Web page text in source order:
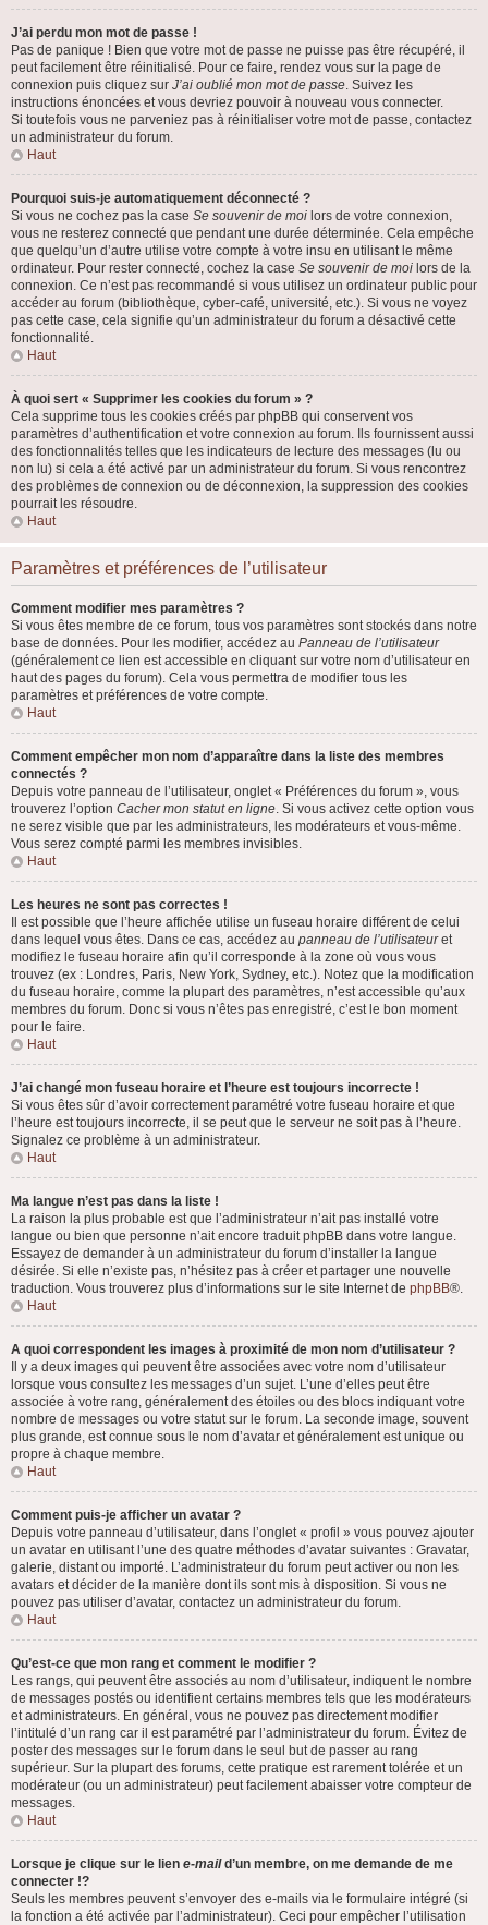
J’ai perdu mon mot de passe !
Pas de panique ! Bien que votre mot de passe ne puisse pas être récupéré, il
peut facilement être réinitialisé. Pour ce faire, rendez vous sur la page de
connexion puis cliquez sur J’ai oublié mon mot de passe. Suivez les
instructions énoncées et vous devriez pouvoir à nouveau vous connecter.
Si toutefois vous ne parveniez pas à réinitialiser votre mot de passe, contactez
un administrateur du forum.
Haut
Pourquoi suis-je automatiquement déconnecté ?
Si vous ne cochez pas la case Se souvenir de moi lors de votre connexion,
vous ne resterez connecté que pendant une durée déterminée. Cela empêche
que quelqu’un d’autre utilise votre compte à votre insu en utilisant le même
ordinateur. Pour rester connecté, cochez la case Se souvenir de moi lors de la
connexion. Ce n’est pas recommandé si vous utilisez un ordinateur public pour
accéder au forum (bibliothèque, cyber-café, université, etc.). Si vous ne voyez
pas cette case, cela signifie qu’un administrateur du forum a désactivé cette
fonctionnalité.
Haut
À quoi sert « Supprimer les cookies du forum » ?
Cela supprime tous les cookies créés par phpBB qui conservent vos
paramètres d’authentification et votre connexion au forum. Ils fournissent aussi
des fonctionnalités telles que les indicateurs de lecture des messages (lu ou
non lu) si cela a été activé par un administrateur du forum. Si vous rencontrez
des problèmes de connexion ou de déconnexion, la suppression des cookies
pourrait les résoudre.
Haut
Paramètres et préférences de l’utilisateur
Comment modifier mes paramètres ?
Si vous êtes membre de ce forum, tous vos paramètres sont stockés dans notre
base de données. Pour les modifier, accédez au Panneau de l’utilisateur
(généralement ce lien est accessible en cliquant sur votre nom d’utilisateur en
haut des pages du forum). Cela vous permettra de modifier tous les
paramètres et préférences de votre compte.
Haut
Comment empêcher mon nom d’apparaître dans la liste des membres
connectés ?
Depuis votre panneau de l’utilisateur, onglet « Préférences du forum », vous
trouverez l’option Cacher mon statut en ligne. Si vous activez cette option vous
ne serez visible que par les administrateurs, les modérateurs et vous-même.
Vous serez compté parmi les membres invisibles.
Haut
Les heures ne sont pas correctes !
Il est possible que l’heure affichée utilise un fuseau horaire différent de celui
dans lequel vous êtes. Dans ce cas, accédez au panneau de l’utilisateuret
modifiez le fuseau horaire afin qu’il corresponde à la zone où vous vous
trouvez (ex : Londres, Paris, New York, Sydney, etc.). Notez que la modification
du fuseau horaire, comme la plupart des paramètres, n’est accessible qu’aux
membres du forum. Donc si vous n’êtes pas enregistré, c’est le bon moment
pour le faire.
Haut
J’ai changé mon fuseau horaire et l’heure est toujours incorrecte !
Si vous êtes sûr d’avoir correctement paramétré votre fuseau horaire et que
l’heure est toujours incorrecte, il se peut que le serveur ne soit pas à l’heure.
Signalez ce problème à un administrateur.
Haut
Ma langue n’est pas dans la liste !
La raison la plus probable est que l’administrateur n’ait pas installé votre
langue ou bien que personne n’ait encore traduit phpBB dans votre langue.
Essayez de demander à un administrateur du forum d’installer la langue
désirée. Si elle n’existe pas, n’hésitez pas à créer et partager une nouvelle
traduction. Vous trouverez plus d’informations sur le site Internet de phpBB®.
Haut
A quoi correspondent les images à proximité de mon nom d’utilisateur ?
Il y a deux images qui peuvent être associées avec votre nom d’utilisateur
lorsque vous consultez les messages d’un sujet. L’une d’elles peut être
associée à votre rang, généralement des étoiles ou des blocs indiquant votre
nombre de messages ou votre statut sur le forum. La seconde image, souvent
plus grande, est connue sous le nom d’avatar et généralement est unique ou
propre à chaque membre.
Haut
Comment puis-je afficher un avatar ?
Depuis votre panneau d’utilisateur, dans l’onglet « profil » vous pouvez ajouter
un avatar en utilisant l’une des quatre méthodes d’avatar suivantes : Gravatar,
galerie, distant ou importé. L’administrateur du forum peut activer ou non les
avatars et décider de la manière dont ils sont mis à disposition. Si vous ne
pouvez pas utiliser d’avatar, contactez un administrateur du forum.
Haut
Qu’est-ce que mon rang et comment le modifier ?
Les rangs, qui peuvent être associés au nom d’utilisateur, indiquent le nombre
de messages postés ou identifient certains membres tels que les modérateurs
et administrateurs. En général, vous ne pouvez pas directement modifier
l’intitulé d’un rang car il est paramétré par l’administrateur du forum. Évitez de
poster des messages sur le forum dans le seul but de passer au rang
supérieur. Sur la plupart des forums, cette pratique est rarement tolérée et un
modérateur (ou un administrateur) peut facilement abaisser votre compteur de
messages.
Haut
Lorsque je clique sur le lien e-maild’un membre, on me demande de me
connecter !?
Seuls les membres peuvent s’envoyer des e-mails via le formulaire intégré (si
la fonction a été activée par l’administrateur). Ceci pour empêcher l’utilisation